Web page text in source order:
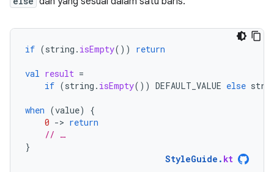
if (string . isEmpty()) return
val result =
if (string . isEmpty()) DEFAULT_VALUE else
when (value)
{
0 -> return
// …
}
StyleGuide . kt